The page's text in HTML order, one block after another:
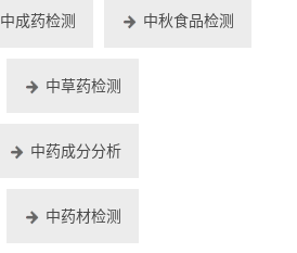
中成药检测 中秋食品检测
中草药检测
中药成分分析
中药材检测